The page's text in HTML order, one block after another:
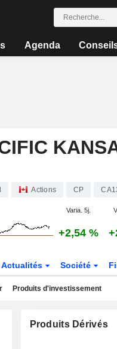
Agenda
Actions CP
Varia. 5j.
+2,54 %
Actualités Société
Produits d'investissement
Produits Dérivés